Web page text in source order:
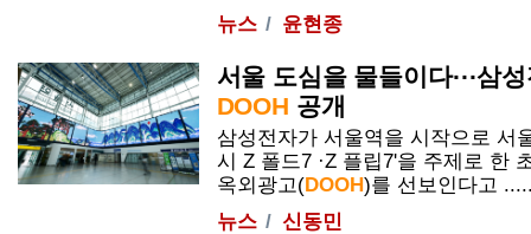
뉴스
윤현종
서울 도심을 물들이다···삼
DOOH 공개
삼성전자가 서울역을 시작으로 서
시 Z 폴드7 ·Z 플립7'을 주제로 한
옥외광고(DOOH)를 선보인다고
뉴스
신동민